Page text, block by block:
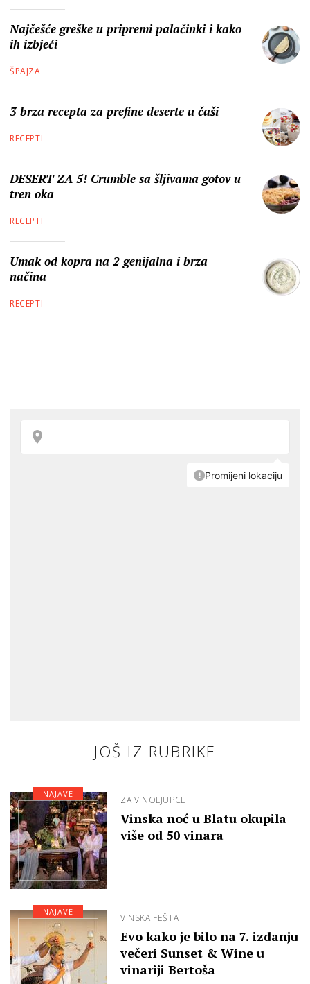
Najčešće greške u pripremi palačinki i kako
ih izbjeći
ŠPAJZA
3 brza recepta za prefine deserte u čaši
RECEPTI
DESERT ZA 5! Crumble sa šljivama gotov u
tren oka
RECEPTI
Umak od kopra na 2 genijalna i brza
načina
RECEPTI
JOŠ IZ RUBRIKE
ZA VINOLJUPCE
Vinska noć u Blatu okupila
više od 50 vinara
NAJAVE
VINSKA FEŠTA
Evo kako je bilo na 7. izdanju
večeri Sunset & Wine u
vinariji Bertoša
NAJAVE